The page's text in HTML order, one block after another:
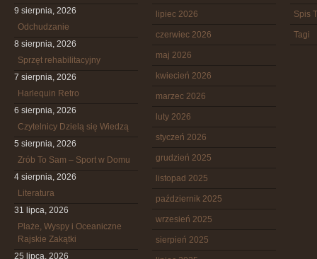
9 sierpnia, 2026
Odchudzanie
8 sierpnia, 2026
Sprzęt rehabilitacyjny
7 sierpnia, 2026
Harlequin Retro
6 sierpnia, 2026
Czytelnicy Dzielą się Wiedzą
5 sierpnia, 2026
Zrób To Sam – Sport w Domu
4 sierpnia, 2026
Literatura
31 lipca, 2026
Plaże, Wyspy i Oceaniczne
Rajskie Zakątki
25 lipca, 2026
lipiec 2026
czerwiec 2026
maj 2026
kwiecień 2026
marzec 2026
luty 2026
styczeń 2026
grudzień 2025
listopad 2025
październik 2025
wrzesień 2025
sierpień 2025
Spis
Tagi